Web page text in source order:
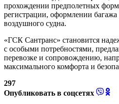
прохождении предполетных
регистрации, оформлении багажа
воздушного судна.
«ГСК Сантранс» становится
с особыми потребностями,
перевозке и сопровождению,
максимального комфорта и
297
Опубликовать в соцсетях